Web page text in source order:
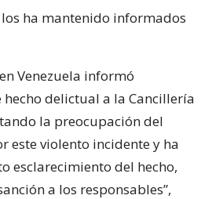
ha mantenido informados
Venezuela informó
delictual a la Cancillería
la preocupación del
este violento incidente y ha
esclarecimiento del hecho,
a los responsables”,